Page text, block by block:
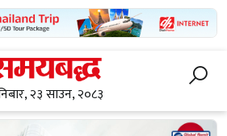
२३ साउन, २०८३